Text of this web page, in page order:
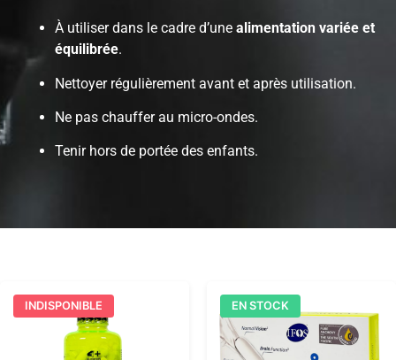
À utiliser dans le cadre d’unealimentation variée et
équilibrée.
Nettoyer régulièrement avant et après utilisation.
Ne pas chauffer au micro-ondes.
Tenir hors de portée des enfants.
INDISPONIBLE EN STOCK